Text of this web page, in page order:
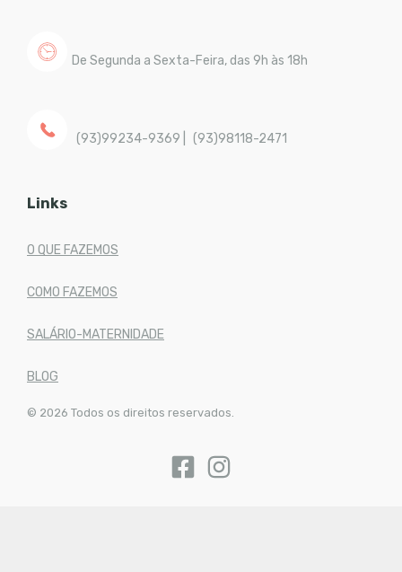
De Segunda a Sexta-Feira, das 9h às 18h
(93)99234-9369 (93)98118-2471
Links
O QUE FAZEMOS
COMO FAZEMOS
SALÁRIO-MATERNIDADE
BLOG
© 2026 Todos os direitos reservados.